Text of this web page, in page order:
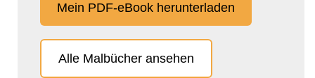
Mein PDF-eBook herunterladen
Alle Malbücher ansehen